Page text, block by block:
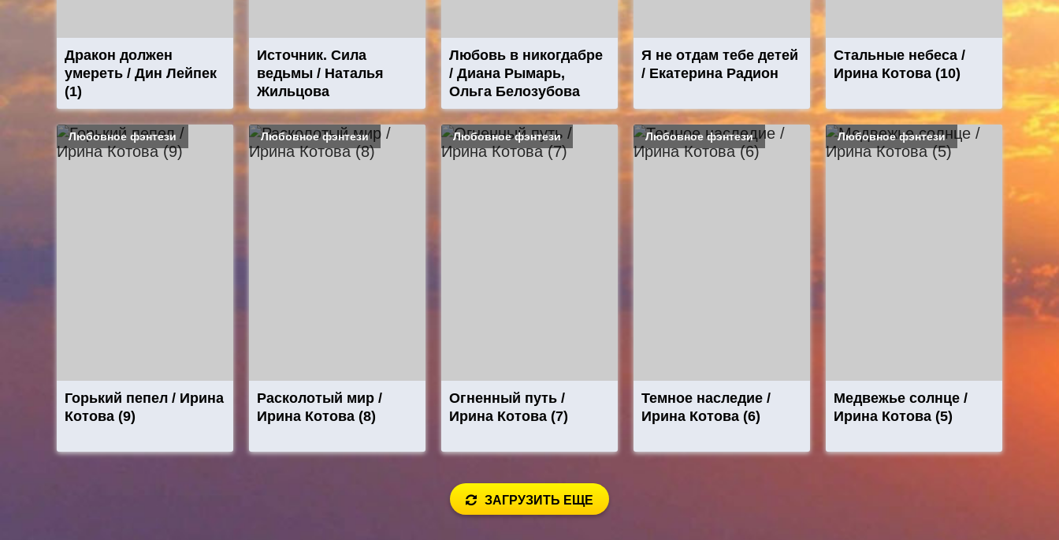
Дракон должен
умереть / Дин Лейпек
(1)
Источник. Сила
ведьмы / Наталья
Жильцова
Любовь в никогдабре
/ Диана Рымарь,
Ольга Белозубова
Я не отдам тебе детей
/ Екатерина Радион
Стальные небеса /
Ирина Котова (10)
Любовное фэнтези
Горький пепел / Ирина
Котова (9)
Любовное фэнтези
Расколотый мир /
Ирина Котова (8)
Любовное фэнтези
Огненный путь /
Ирина Котова (7)
Любовное фэнтези
Темное наследие /
Ирина Котова (6)
Любовное фэнтези
Медвежье солнце /
Ирина Котова (5)
ЗАГРУЗИТЬ ЕЩЕ